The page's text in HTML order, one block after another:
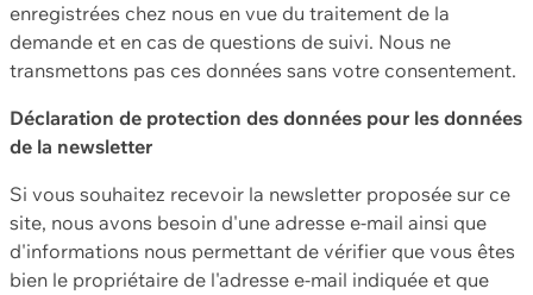
enregistrées chez nous en vue du traitement de la
demande et en cas de questions de suivi. Nous ne
transmettons pas ces données sans votre consentement.
Déclaration de protection des données pour les données
de la newsletter
Si vous souhaitez recevoir la newsletter proposée sur ce
site, nous avons besoin d'une adresse e-mail ainsi que
d'informations nous permettant de vérifier que vous êtes
bien le propriétaire de l'adresse e-mail indiquée et que